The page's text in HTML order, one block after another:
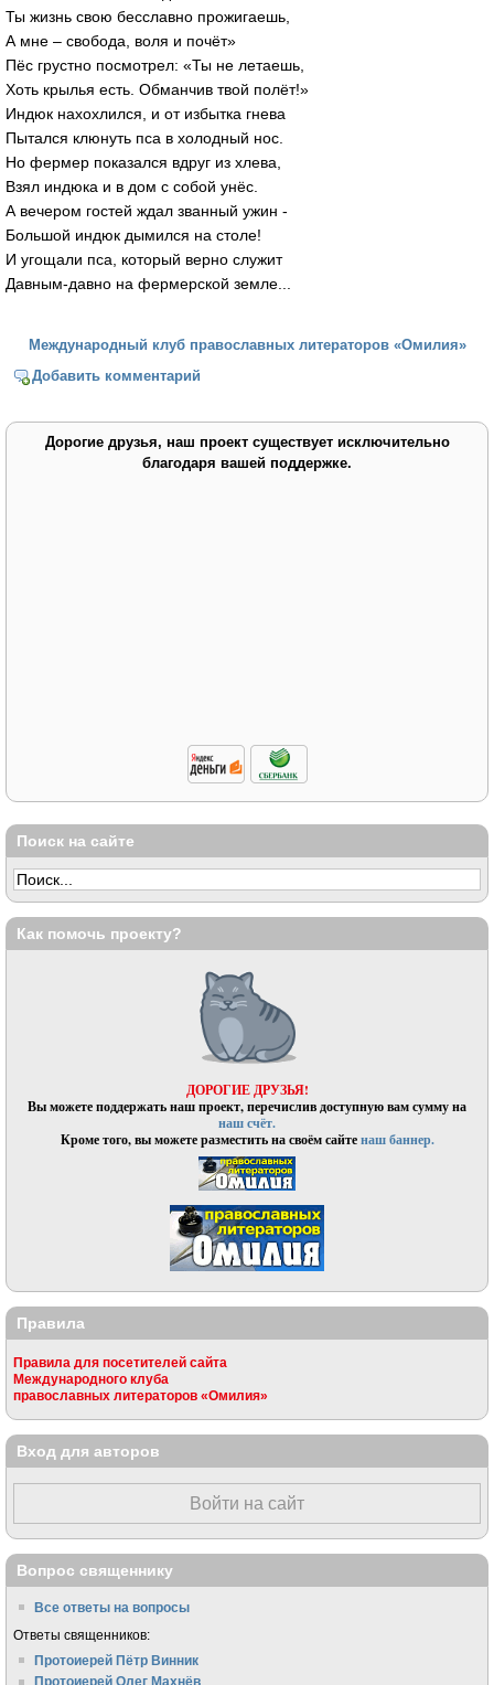
Ты жизнь свою бесславно прожигаешь,
А мне – свобода, воля и почёт»
Пёс грустно посмотрел: «Ты не летаешь,
Хоть крылья есть. Обманчив твой полёт!»
Индюк нахохлился, и от избытка гнева
Пытался клюнуть пса в холодный нос.
Но фермер показался вдруг из хлева,
Взял индюка и в дом с собой унёс.
А вечером гостей ждал званный ужин -
Большой индюк дымился на столе!
И угощали пса, который верно служит
Давным-давно на фермерской земле...
Международный клуб православных литераторов «Омилия»
Добавить комментарий
Дорогие друзья, наш проект существует исключительно
благодаря вашей поддержке.
Поиск на сайте
Как помочь проекту?
ДОРОГИЕ ДРУЗЬЯ!
Вы можете поддержать наш проект, перечислив доступную вам сумму на
наш счёт.
Кроме того, вы можете разместить на своём сайтенаш баннер.
Правила
Правила для посетителей сайта
Международного клуба
православных литераторов «Омилия»
Вход для авторов
Войти на сайт
Вопрос священнику
Все ответы на вопросы
Ответы священников:
Протоиерей Пётр Винник
Протоиерей Олег Махнёв